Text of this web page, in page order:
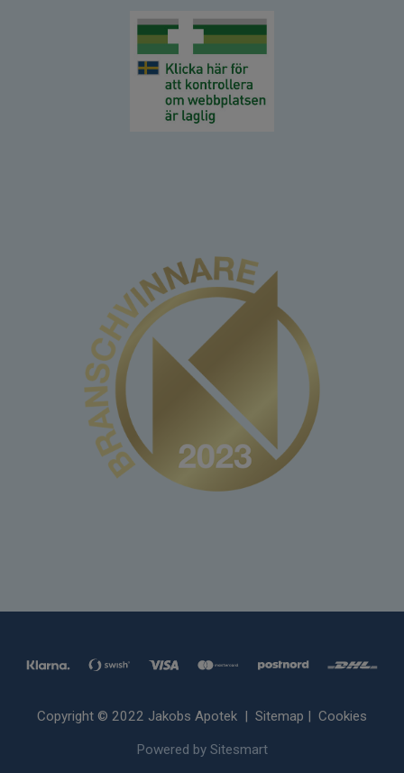
Copyright © 2022 Jakobs Apotek | Sitemap Cookies
Powered by Sitesmart